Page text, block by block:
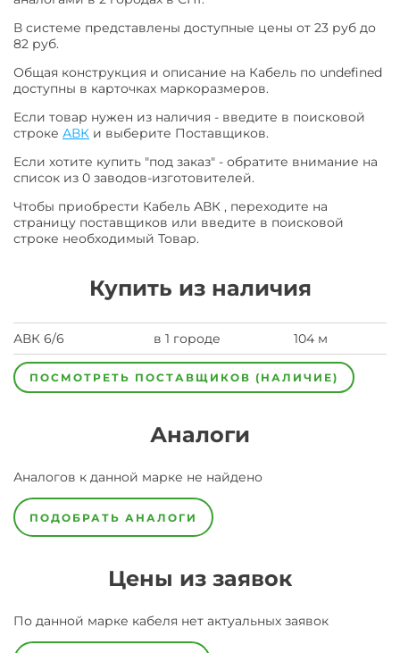
В системе представлены доступные цены от 23 руб до
82 руб.
Общая конструкция и описание на Кабель по undefined
доступны в карточках маркоразмеров.
Если товар нужен из наличия - введите в поисковой
строке АВК и выберите Поставщиков.
Если хотите купить "под заказ" - обратите внимание на
список из 0 заводов-изготовителей.
Чтобы приобрести Кабель АВК , переходите на
страницу поставщиков или введите в поисковой
строке необходимый Товар.
Купить из наличия
АВК 6/6 в 1 городе 104 м
ПОСМОТРЕТЬ ПОСТАВЩИКОВ (НАЛИЧИЕ)
Аналоги
Аналогов к данной марке не найдено
ПОДОБРАТЬ АНАЛОГИ
Цены из заявок
По данной марке кабеля нет актуальных заявок